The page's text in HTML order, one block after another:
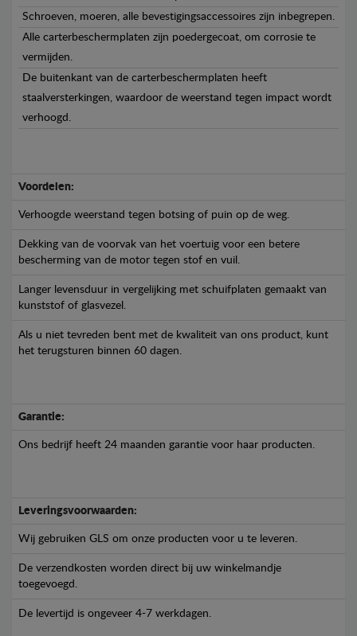
Schroeven, moeren, alle bevestigingsaccessoires zijn inbegrepen.
Alle carterbeschermplaten zijn poedergecoat, om corrosie te
vermijden.
De buitenkant van de carterbeschermplaten heeft
staalversterkingen, waardoor de weerstand tegen impact wordt
verhoogd.
Voordelen:
Verhoogde weerstand tegen botsing of puin op de weg.
Dekking van de voorvak van het voertuig voor een betere
bescherming van de motor tegen stof en vuil.
Langer levensduur in vergelijking met schuifplaten gemaakt van
kunststof of glasvezel.
Als u niet tevreden bent met de kwaliteit van ons product, kunt
het terugsturen binnen 60 dagen.
Garantie:
Ons bedrijf heeft 24 maanden garantie voor haar producten.
Leveringsvoorwaarden:
Wij gebruiken GLS om onze producten voor u te leveren.
De verzendkosten worden direct bij uw winkelmandje
toegevoegd.
De levertijd is ongeveer 4-7 werkdagen.